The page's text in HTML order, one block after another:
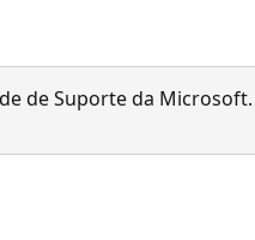
de Suporte da